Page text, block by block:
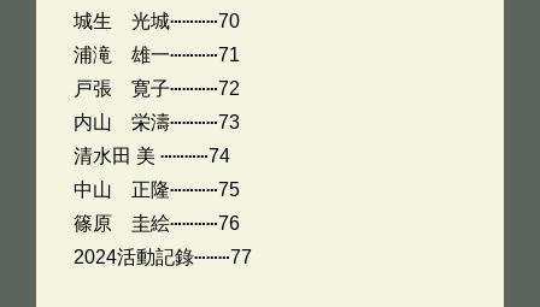
城生 光城⋯⋯⋯⋯70
浦滝 雄一⋯⋯⋯⋯71
戸張 寛子⋯⋯⋯⋯72
内山 栄濤⋯⋯⋯⋯73
清水田 美 ⋯⋯⋯⋯74
中山 正隆⋯⋯⋯⋯75
篠原 圭絵⋯⋯⋯⋯76
2024活動記錄⋯⋯⋯77